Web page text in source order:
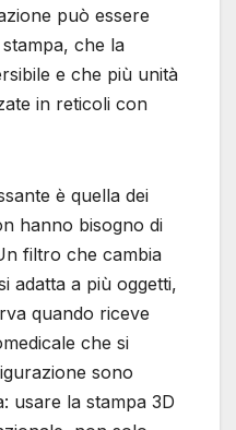
può essere
che la
e che più unità
in reticoli con
è quella dei
hanno bisogno di
filtro che cambia
adatta a più oggetti,
quando riceve
che si
sono
usare la stampa 3D